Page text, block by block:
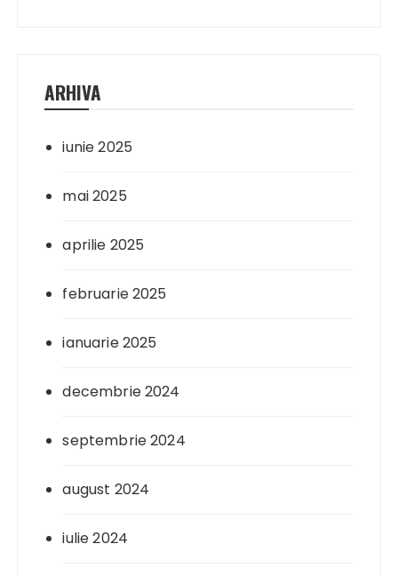
ARHIVA
iunie 2025
mai 2025
aprilie 2025
februarie 2025
ianuarie 2025
decembrie 2024
septembrie 2024
august 2024
iulie 2024